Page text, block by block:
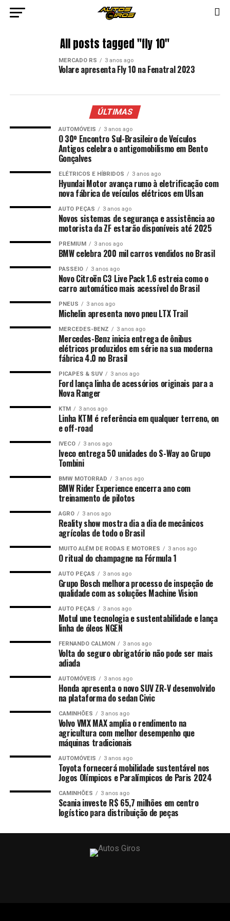
All posts tagged "fly 10"
MERCADO RS 3 anos ago
Volare apresenta Fly 10 na Fenatral 2023
ÚLTIMAS
AUTOMÓVEIS 3 anos ago
O 30º Encontro Sul-Brasileiro de Veículos
Antigos celebra o antigomobilismo em Bento
Gonçalves
ELÉTRICOS E HÍBRIDOS 3 anos ago
Hyundai Motor avança rumo à eletrificação com
nova fábrica de veículos elétricos em Ulsan
AUTO PEÇAS 3 anos ago
Novos sistemas de segurança e assistência ao
motorista da ZF estarão disponíveis até 2025
PREMIUM 3 anos ago
BMW celebra 200 mil carros vendidos no Brasil
PASSEIO 3 anos ago
Novo Citroën C3 Live Pack 1.6 estreia como o
carro automático mais acessível do Brasil
PNEUS 3 anos ago
Michelin apresenta novo pneu LTX Trail
MERCEDES-BENZ 3 anos ago
Mercedes-Benz inicia entrega de ônibus
elétricos produzidos em série na sua moderna
fábrica 4.0 no Brasil
PICAPES & SUV 3 anos ago
Ford lança linha de acessórios originais para a
Nova Ranger
KTM 3 anos ago
Linha KTM é referência em qualquer terreno, on
e off-road
IVECO 3 anos ago
Iveco entrega 50 unidades do S-Way ao Grupo
Tombini
BMW MOTORRAD 3 anos ago
BMW Rider Experience encerra ano com
treinamento de pilotos
AGRO 3 anos ago
Reality show mostra dia a dia de mecânicos
agrícolas de todo o Brasil
MUITO ALÉM DE RODAS E MOTORES 3 anos ago
O ritual do champagne na Fórmula 1
AUTO PEÇAS 3 anos ago
Grupo Bosch melhora processo de inspeção de
qualidade com as soluções Machine Vision
AUTO PEÇAS 3 anos ago
Motul une tecnologia e sustentabilidade e lança
linha de óleos NGEN
FERNANDO CALMON 3 anos ago
Volta do seguro obrigatório não pode ser mais
adiada
AUTOMÓVEIS 3 anos ago
Honda apresenta o novo SUV ZR-V desenvolvido
na plataforma do sedan Civic
CAMINHÕES 3 anos ago
Volvo VMX MAX amplia o rendimento na
agricultura com melhor desempenho que
máquinas tradicionais
AUTOMÓVEIS 3 anos ago
Toyota fornecerá mobilidade sustentável nos
Jogos Olímpicos e Paralímpicos de Paris 2024
CAMINHÕES 3 anos ago
Scania investe R$ 65,7 milhões em centro
logístico para distribuição de peças